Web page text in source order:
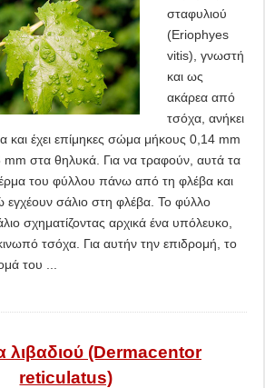
σταφυλιού
(Eriophyes
vitis), γνωστή
και ως
ακάρεα από
τσόχα, ανήκει
και έχει επίμηκες σώμα μήκους 0,14 mm
mm στα θηλυκά. Για να τραφούν, αυτά τα
του φύλλου πάνω από τη φλέβα και
σάλιο στη φλέβα. Το φύλλο
σχηματίζοντας αρχικά ένα υπόλευκο,
τσόχα. Για αυτήν την επιδρομή, το
του ...
λιβαδιού (Dermacentor
reticulatus)